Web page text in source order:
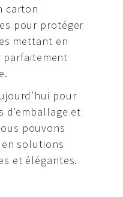
carton
pour protéger
mettant en
parfaitement
pour
d’emballage et
pouvons
solutions
et élégantes.